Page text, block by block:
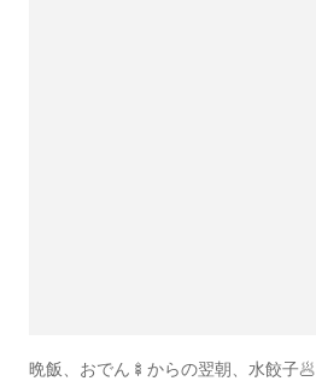
晩飯、おでん🍢からの翌朝、水餃子🥟